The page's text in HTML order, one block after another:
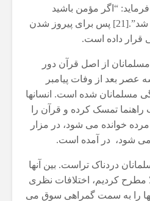
فرماید: “اگر مؤمن باشید
همیشه شما پیروز خواهید شد”.[21] پس برای پیروز شدن
داده است.
از اصل قرآن دور
عصر بعد از وفات پیامبر
مسلمانان شده است. انسانها
راهنما تمسک کرده و قرآن را
خوانده می شود، در مزار
می شود، در آمده است.
دردناک تراست. بین آنها
مطرح کردیم، اختلافات نظری
را به سمت گمراهی سوق می